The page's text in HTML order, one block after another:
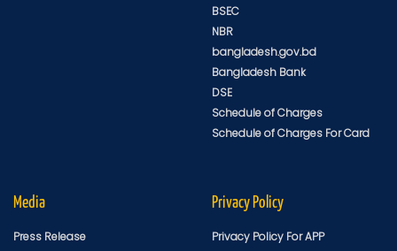
BSEC
NBR
bangladesh.gov.bd
Bangladesh Bank
DSE
Schedule of Charges
Schedule of Charges For Card
Media
Press Release
Privacy Policy
Privacy Policy For APP